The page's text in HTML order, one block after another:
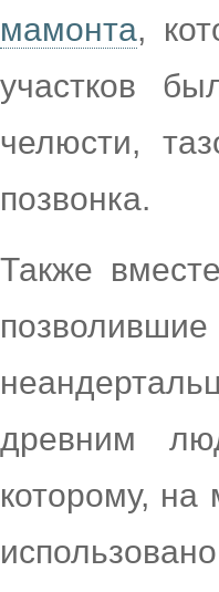
мамонта,
участков
челюсти,
позвонка.
Также
древним
которому,